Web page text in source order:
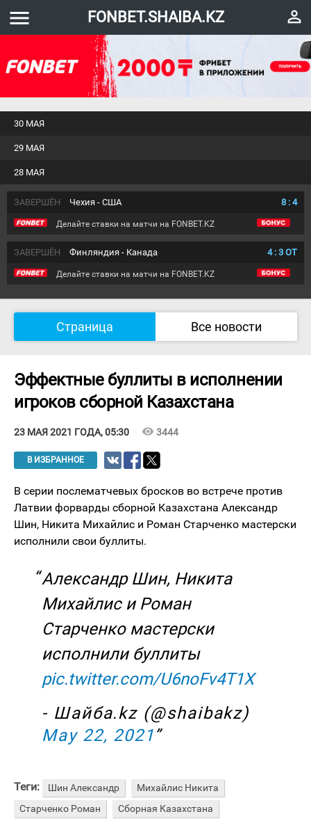
menu FONBET.SHAIBA.KZ perm_identity
28 МАЯ
29 МАЯ
30 МАЯ
ЗАВЕРШЁН Чехия - США 8 : 4
Делайте ставки на матчи на FONBET.KZ
ЗАВЕРШЁН Финляндия - Канада 4: 3 ОТ
Делайте ставки на матчи на FONBET.KZ
Страница Все новости
Эффектные буллиты в исполнении
игроков сборной Казахстана
23 МАЯ 2021 ГОДА, 05:30 visibility 3444
В ИЗБРАННОЕ
В серии послематчевых бросков во встрече против
Латвии форварды сборной Казахстана Александр
Шин, Никита Михайлис и Роман Старченко мастерски
исполнили свои буллиты.
Александр Шин, Никита
Михайлис и Роман
Старченко мастерски
исполнили буллиты
pic.twitter.com/U6noFv4T1X
- Шайба.kz (@shaibakz)
May 22, 2021
Теги: Шин Александр
Михайлис Никита
Старченко Роман
Сборная Казахстана